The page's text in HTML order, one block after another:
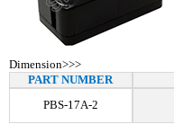
Dimension>>>
PART NUMBER
PBS-17A-2